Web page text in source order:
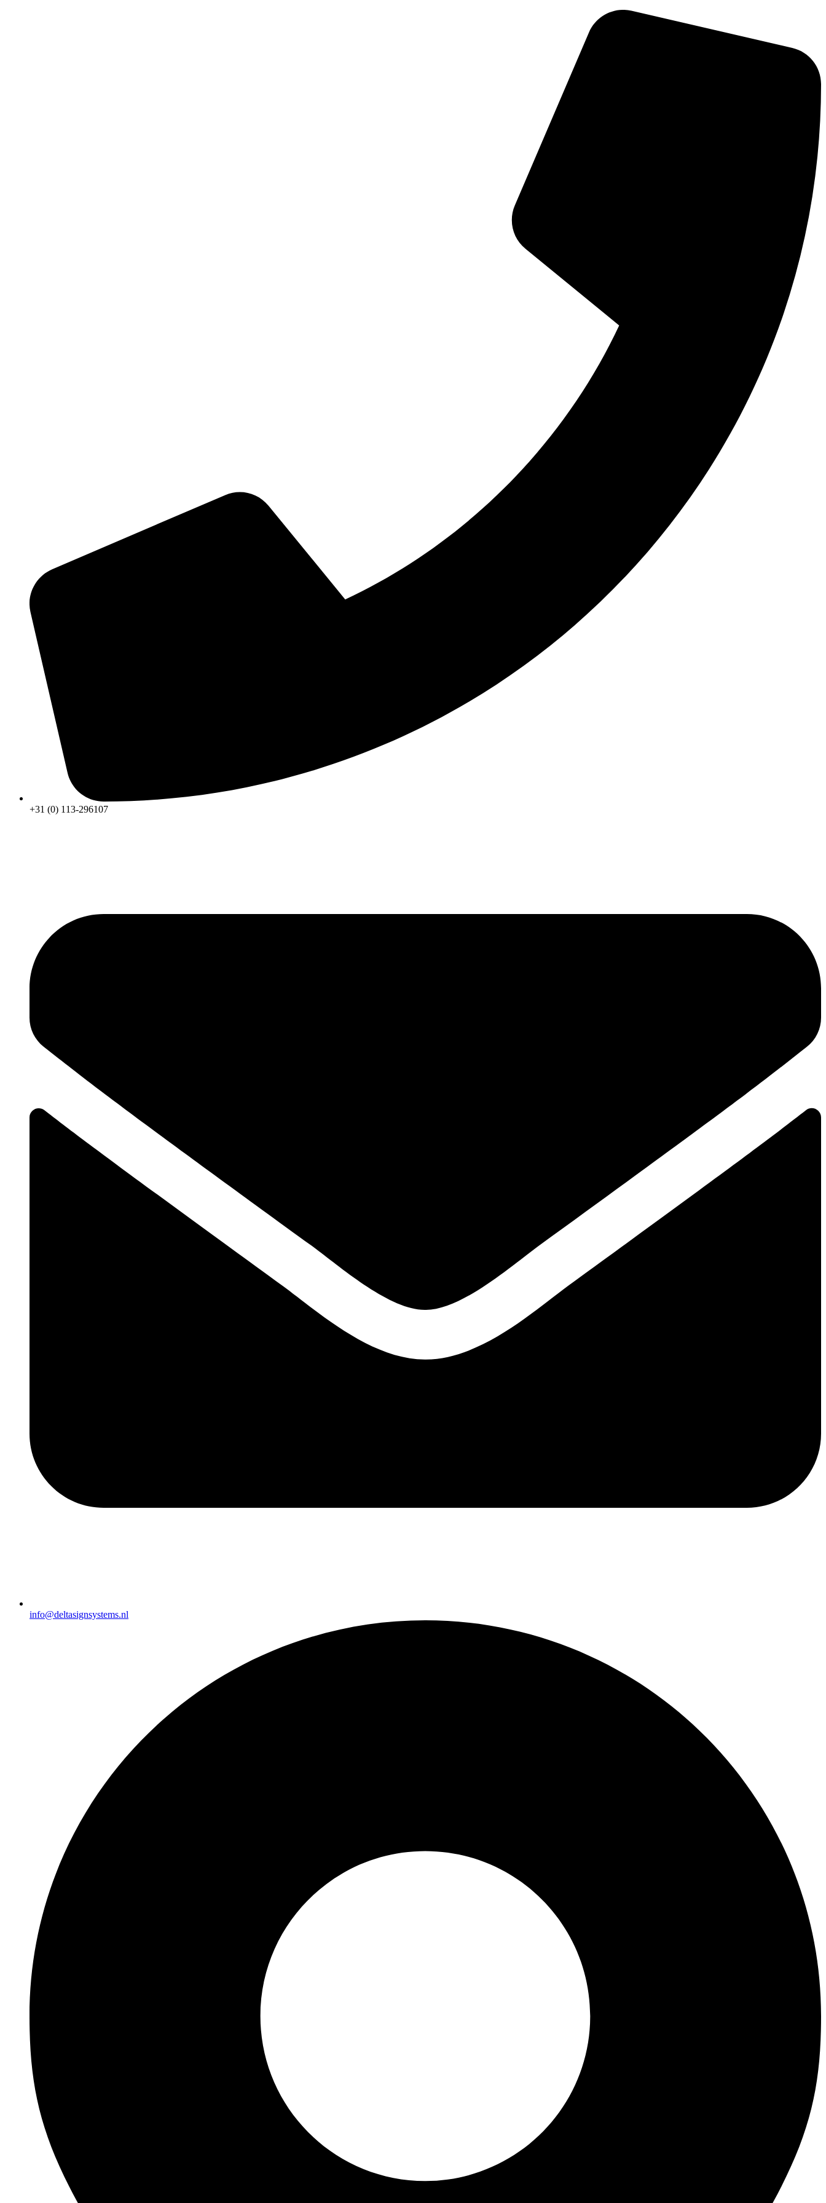
+31 (0) 113-296107
info@deltasignsystems.nl